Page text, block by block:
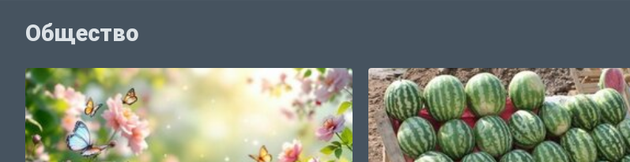
Общество